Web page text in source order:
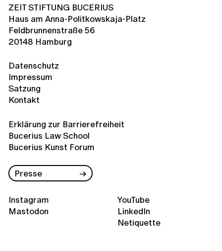
ZEIT STIFTUNG BUCERIUS
Haus am Anna-Politkowskaja-Platz
Feldbrunnenstraße 56
20148 Hamburg
Datenschutz
Impressum
Satzung
Kontakt
Erklärung zur Barrierefreiheit
Bucerius Law School
Bucerius Kunst Forum
Presse
Instagram
Mastodon
YouTube
LinkedIn
Netiquette